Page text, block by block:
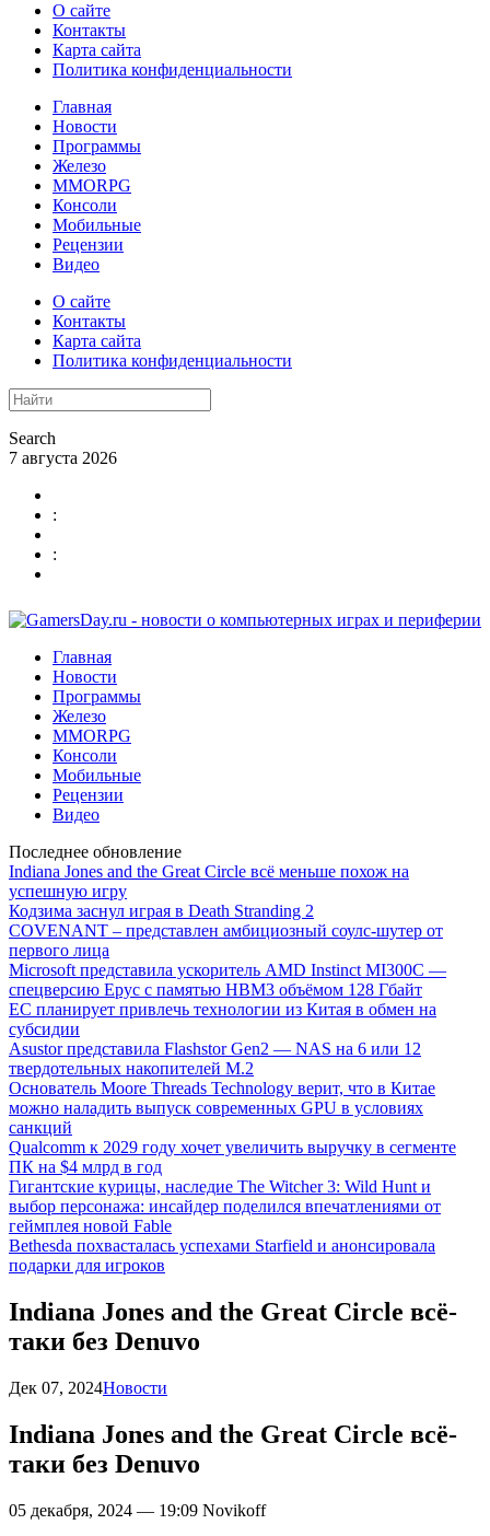
О сайте
Контакты
Карта сайта
Политика конфиденциальности
Главная
Новости
Программы
Железо
MMORPG
Консоли
Мобильные
Рецензии
Видео
О сайте
Контакты
Карта сайта
Политика конфиденциальности
Search
7 августа 2026
:
:
Главная
Новости
Программы
Железо
MMORPG
Консоли
Мобильные
Рецензии
Видео
Последнее обновление
Indiana Jones and the Great Circle всё меньше похож на
успешную игру
Кодзима заснул играя в Death Stranding 2
COVENANT – представлен амбициозный соулс-шутер от
первого лица
Microsoft представила ускоритель AMD Instinct MI300C —
спецверсию Epyc с памятью HBM3 объёмом 128 Гбайт
ЕС планирует привлечь технологии из Китая в обмен на
субсидии
Asustor представила Flashstor Gen2 — NAS на 6 или 12
твердотельных накопителей M.2
Основатель Moore Threads Technology верит, что в Китае
можно наладить выпуск современных GPU в условиях
санкций
Qualcomm к 2029 году хочет увеличить выручку в сегменте
ПК на $4 млрд в год
Гигантские курицы, наследие The Witcher 3: Wild Hunt и
выбор персонажа: инсайдер поделился впечатлениями от
геймплея новой Fable
Bethesda похвасталась успехами Starfield и анонсировала
подарки для игроков
Indiana Jones and the Great Circle всё-
таки без Denuvo
Дек 07, 2024Новости
Indiana Jones and the Great Circle всё-
таки без Denuvo
05 декабря, 2024 — 19:09 Novikoff